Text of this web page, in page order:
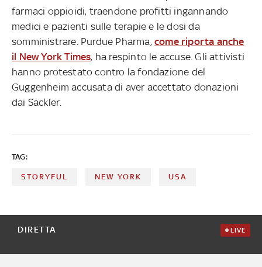
farmaci oppioidi, traendone profitti ingannando
medici e pazienti sulle terapie e le dosi da
somministrare. Purdue Pharma, come riporta anche
il New York Times, ha respinto le accuse. Gli attivisti
hanno protestato contro la fondazione del
Guggenheim accusata di aver accettato donazioni
dai Sackler.
TAG:
STORYFUL NEW YORK USA
DIRETTA LIVE